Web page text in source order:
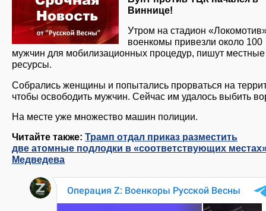
Виннице!
Утром на стадион
военкомы привезли около 100
мужчин для мобилизационных процедур, пишут местные
ресурсы.
Собрались женщины и попытались прорваться на
чтобы освободить мужчин. Сейчас им удалось выбить
На месте уже множество машин полиции.
Читайте также: Трамп отдал приказ разместить
две атомные подлодки в «соответствующих
Медведева